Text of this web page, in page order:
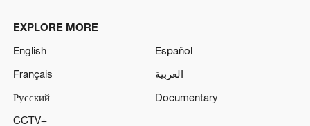
EXPLORE MORE
English
Español
Français
العربية
Русский
Documentary
CCTV+